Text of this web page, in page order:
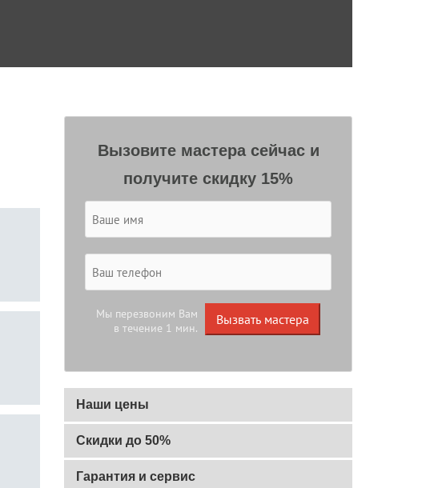
Вызовите мастера сейчас и
получите скидку 15%
Мы перезвоним Вам
в течение 1 мин.
Вызвать мастера
Наши цены
Скидки до 50%
Гарантия и сервис